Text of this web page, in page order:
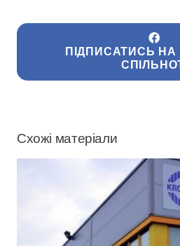
ПІДПИСАТИСЬ НА
Схожі матеріали